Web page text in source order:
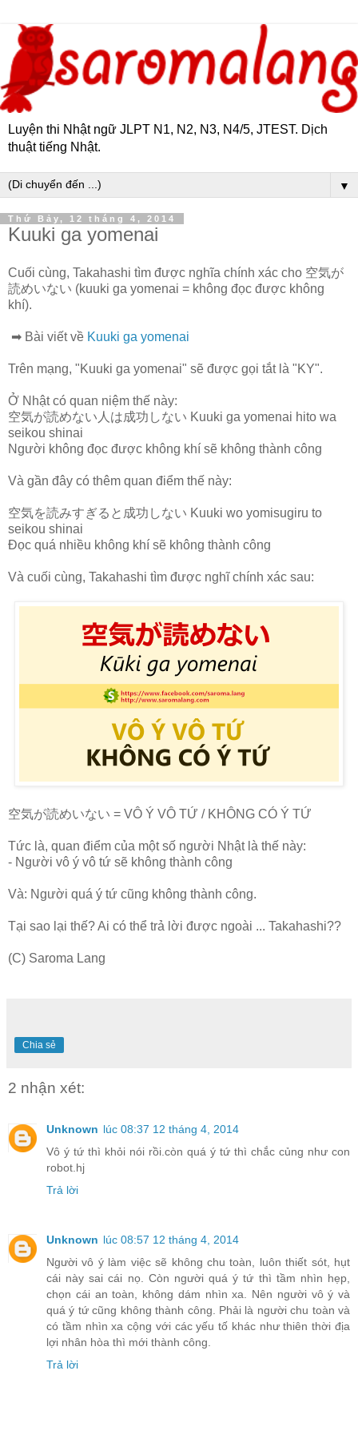
Luyện thi Nhật ngữ JLPT N1, N2, N3, N4/5, JTEST. Dịch
thuật tiếng Nhật.
▼
Thứ Bảy, 12 tháng 4, 2014
Kuuki ga yomenai
Cuối cùng, Takahashi tìm được nghĩa chính xác cho 空気が
読めいない (kuuki ga yomenai = không đọc được không
khí).
➡ Bài viết về Kuuki ga yomenai
Trên mạng, "Kuuki ga yomenai" sẽ được gọi tắt là "KY".
Ở Nhật có quan niệm thế này:
空気が読めない人は成功しない Kuuki ga yomenai hito wa
seikou shinai
Người không đọc được không khí sẽ không thành công
Và gần đây có thêm quan điểm thế này:
空気を読みすぎると成功しない Kuuki wo yomisugiru to
seikou shinai
Đọc quá nhiều không khí sẽ không thành công
Và cuối cùng, Takahashi tìm được nghĩ chính xác sau:
空気が読めいない = VÔ Ý VÔ TỨ / KHÔNG CÓ Ý TỨ
Tức là, quan điểm của một số người Nhật là thế này:
- Người vô ý vô tứ sẽ không thành công
Và: Người quá ý tứ cũng không thành công.
Tại sao lại thế? Ai có thể trả lời được ngoài ... Takahashi??
(C) Saroma Lang
Chia sẻ
2 nhận xét:
Unknown lúc 08:37 12 tháng 4, 2014
Vô ý tứ thì khỏi nói rồi.còn quá ý tứ thì chắc củng như con
robot.hj
Trả lời
Unknown lúc 08:57 12 tháng 4, 2014
Người vô ý làm việc sẽ không chu toàn, luôn thiết sót, hụt
cái này sai cái nọ. Còn người quá ý tứ thì tầm nhìn hẹp,
chọn cái an toàn, không dám nhìn xa. Nên người vô ý và
quá ý tứ cũng không thành công. Phải là người chu toàn và
có tầm nhìn xa cộng với các yếu tố khác như thiên thời địa
lợi nhân hòa thì mới thành công.
Trả lời